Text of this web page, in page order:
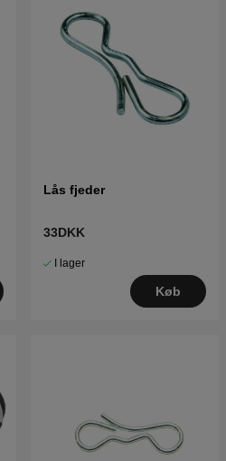
Lås fjeder
33DKK
I lager
Køb